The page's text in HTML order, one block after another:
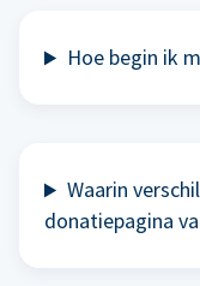
Hoe begin ik
Waarin
donatiepagina